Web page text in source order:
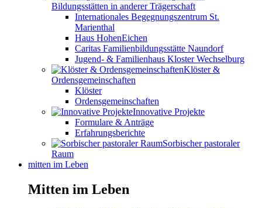
Bildungsstätten in anderer Trägerschaft
Internationales Begegnungszentrum St.
Marienthal
Haus HohenEichen
Caritas Familienbildungsstätte Naundorf
Jugend- & Familienhaus Kloster Wechselburg
Klöster &
Ordensgemeinschaften
Klöster
Ordensgemeinschaften
Innovative Projekte
Formulare & Anträge
Erfahrungsberichte
Sorbischer pastoraler
Raum
mitten im Leben
Mitten im Leben